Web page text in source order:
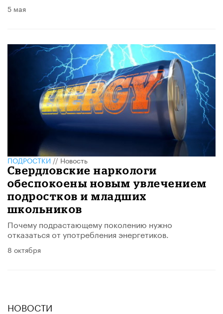
5 мая
ПОДРОСТКИ//Новость
Свердловские наркологи
обеспокоены новым увлечением
подростков и младших
школьников
Почему подрастающему поколению нужно
отказаться от употребления энергетиков.
8 октября
НОВОСТИ